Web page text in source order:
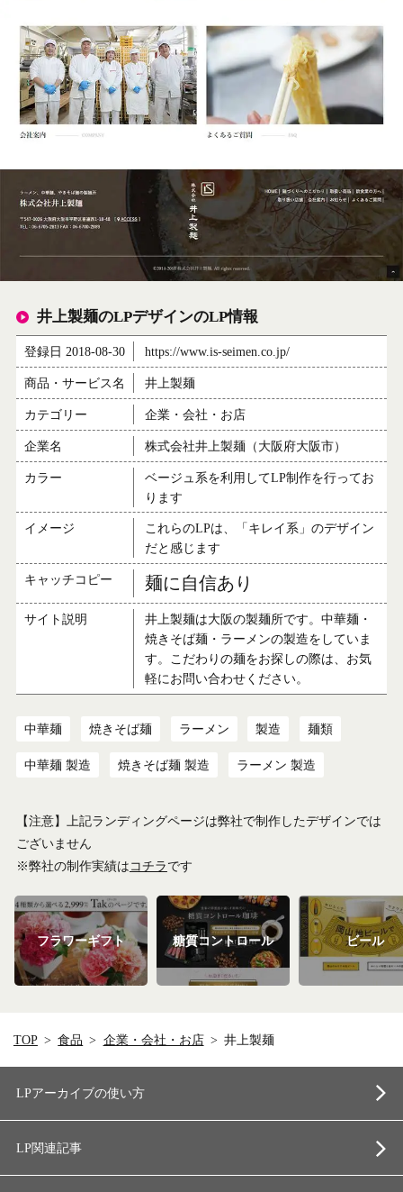
井上製麺のLPデザインのLP情報
登録日 2018-08-30 https://www.is-seimen.co.jp/
商品・サービス名 井上製麺
カテゴリー 企業・会社・お店
企業名 株式会社井上製麺（大阪府大阪市）
カラー
ベージュ系を利用してLP制作を行ってお
ります
イメージ
これらのLPは、「キレイ系」のデザイン
だと感じます
キャッチコピー 麺に自信あり
サイト説明
井上製麺は大阪の製麺所です。中華麺・
焼きそば麺・ラーメンの製造をしていま
す。こだわりの麺をお探しの際は、お気
軽にお問い合わせください。
中華麺 焼きそば麺 ラーメン 製造 麺類
中華麺 製造 焼きそば麺 製造 ラーメン 製造
【注意】上記ランディングページは弊社で制作したデザインでは
ございません
※弊社の制作実績はコチラです
フラワーギフト 糖質コントロール ビール
TOP 食品 企業・会社・お店 井上製麺
LPアーカイブの使い方
LP関連記事